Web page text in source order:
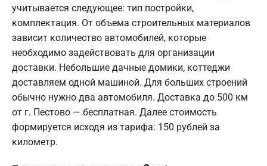
учитывается следующее: тип постройки,
комплектация. От объема строительных материалов
зависит количество автомобилей, которые
необходимо задействовать для организации
доставки. Небольшие дачные домики, коттеджи
доставляем одной машиной. Для больших строений
обычно нужно два автомобиля. Доставка до 500 км
от г. Пестово — бесплатная. Далее стоимость
формируется исходя из тарифа: 150 рублей за
километр.